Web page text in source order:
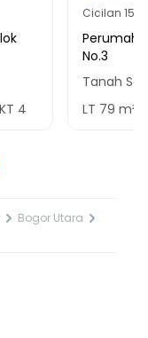
KT 4
Cicilan
No.3
Tanah
LT 79 m²
Bogor Utara